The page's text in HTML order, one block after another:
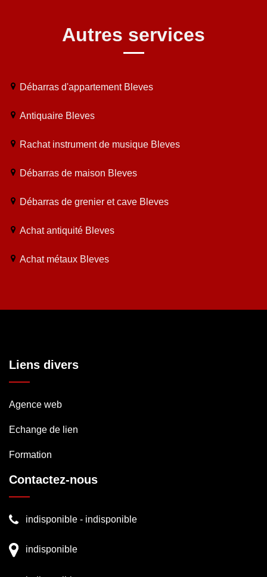
Autres services
Débarras d'appartement Bleves
Antiquaire Bleves
Rachat instrument de musique Bleves
Débarras de maison Bleves
Débarras de grenier et cave Bleves
Achat antiquité Bleves
Achat métaux Bleves
Liens divers
Agence web
Echange de lien
Formation
Contactez-nous
indisponible - indisponible
indisponible